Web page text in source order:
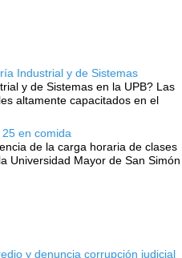
Industrial y de Sistemas
y de Sistemas en la UPB? Las
altamente capacitados en el
en comida
de la carga horaria de clases
Universidad Mayor de San Simón
y denuncia corrupción judicial